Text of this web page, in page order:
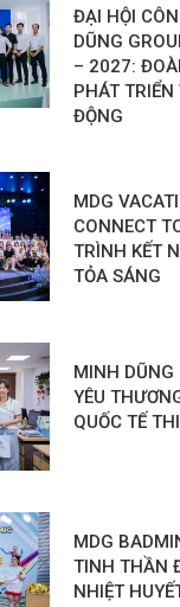
ĐẠI HỘI
DŨNG
– 2027:
PHÁT
ĐỘNG
MDG
CONNECT
TRÌNH KẾT
TỎA SÁNG
MINH DŨNG
YÊU
QUỐC TẾ
MDG
TINH THẦN
NHIỆT